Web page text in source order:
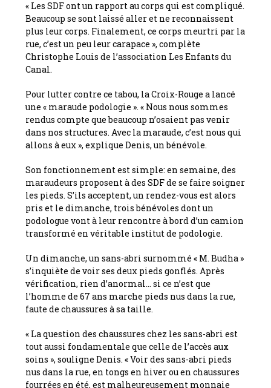
« Les SDF ont un rapport au corps qui est compliqué.
Beaucoup se sont laissé aller et ne reconnaissent
plus leur corps. Finalement, ce corps meurtri par la
rue, c’est un peu leur carapace », complète
Christophe Louis de l’association Les Enfants du
Canal.
Pour lutter contre ce tabou, la Croix-Rouge a lancé
une « maraude podologie ». « Nous nous sommes
rendus compte que beaucoup n’osaient pas venir
dans nos structures. Avec la maraude, c’est nous qui
allons à eux », explique Denis, un bénévole.
Son fonctionnement est simple: en semaine, des
maraudeurs proposent à des SDF de se faire soigner
les pieds. S’ils acceptent, un rendez-vous est alors
pris et le dimanche, trois bénévoles dont un
podologue vont à leur rencontre à bord d’un camion
transformé en véritable institut de podologie.
Un dimanche, un sans-abri surnommé « M. Budha »
s’inquiète de voir ses deux pieds gonflés. Après
vérification, rien d’anormal… si ce n’est que
l’homme de 67 ans marche pieds nus dans la rue,
faute de chaussures à sa taille.
« La question des chaussures chez les sans-abri est
tout aussi fondamentale que celle de l’accès aux
soins », souligne Denis. « Voir des sans-abri pieds
nus dans la rue, en tongs en hiver ou en chaussures
fourrées en été, est malheureusement monnaie